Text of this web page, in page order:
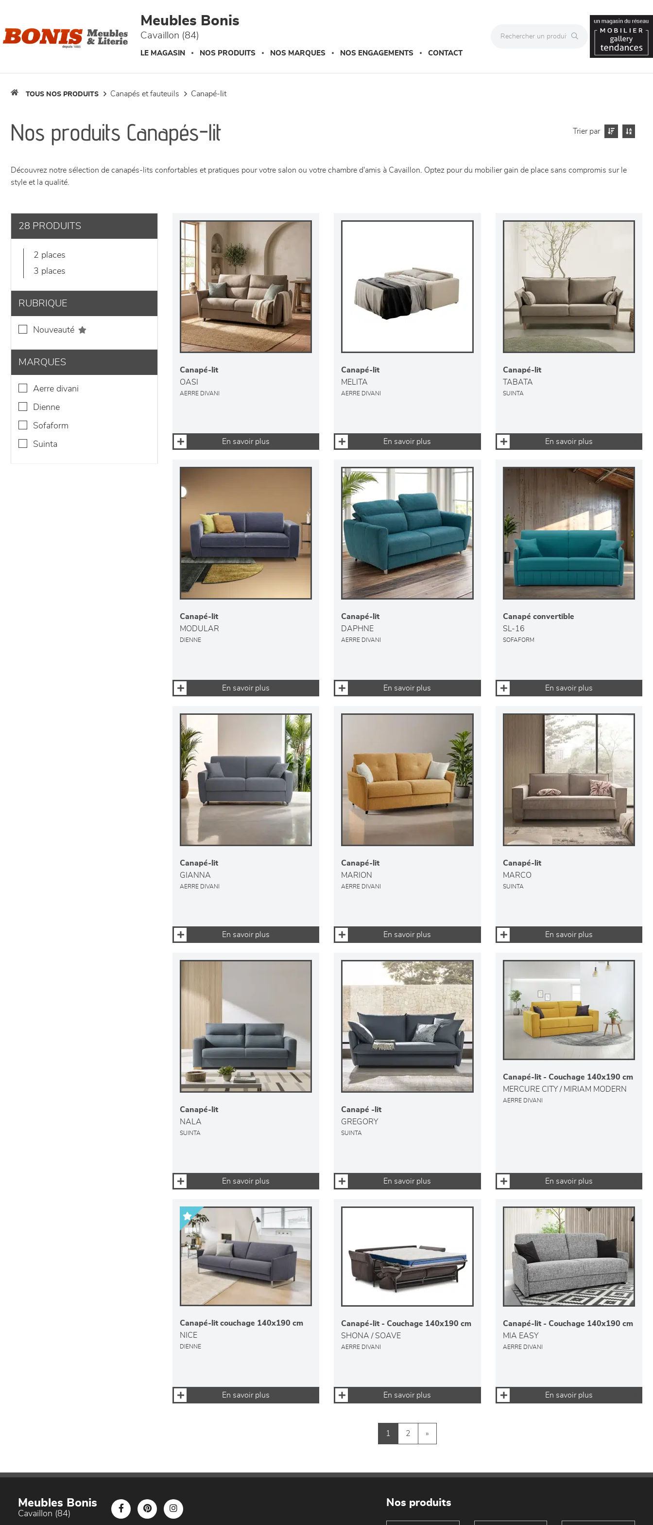
Meubles Bonis
Cavaillon (84)
LE MAGASIN NOS PRODUITS NOS MARQUES NOS ENGAGEMENTS CONTACT
TOUS NOS PRODUITS canapés et fauteuils canapé-lit
Nos produits Canapés-lit Trier par
Découvrez notre sélection de canapés-lits confortables et pratiques pour votre salon ou votre chambre d'amis à Cavaillon. Optez pour du mobilier gain de place sans compromis sur le
style et la qualité.
28 PRODUITS
2 places
3 places
RUBRIQUE
nouveauté
MARQUES
aerre divani
dienne
sofaform
suinta
Canapé-lit
OASI
AERRE DIVANI
En savoir plus
Canapé-lit
MELITA
AERRE DIVANI
En savoir plus
Canapé-lit
TABATA
SUINTA
En savoir plus
Canapé-lit
MODULAR
DIENNE
En savoir plus
Canapé-lit
DAPHNE
AERRE DIVANI
En savoir plus
Canapé convertible
SL-16
SOFAFORM
En savoir plus
Canapé-lit
GIANNA
AERRE DIVANI
En savoir plus
Canapé-lit
MARION
AERRE DIVANI
En savoir plus
Canapé-lit
MARCO
SUINTA
En savoir plus
Canapé-lit
NALA
SUINTA
En savoir plus
Canapé -lit
GREGORY
SUINTA
En savoir plus
Canapé-lit - Couchage 140x190 cm
MERCURE CITY / MIRIAM MODERN
AERRE DIVANI
En savoir plus
Canapé-lit couchage 140x190 cm
NICE
DIENNE
En savoir plus
Canapé-lit - Couchage 140x190 cm
SHONA / SOAVE
AERRE DIVANI
En savoir plus
Canapé-lit - Couchage 140x190 cm
MIA EASY
AERRE DIVANI
En savoir plus
1 2 »
Meubles Bonis
Cavaillon (84)
Nos produits